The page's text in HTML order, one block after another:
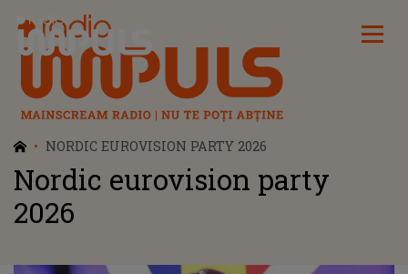
Radio Impuls
NORDIC EUROVISION PARTY 2026
Nordic eurovision party
2026